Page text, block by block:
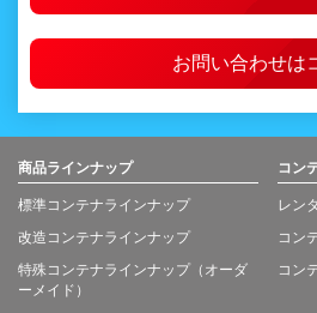
お問い合わせは
商品ラインナップ
標準コンテナラインナップ
改造コンテナラインナップ
特殊コンテナラインナップ（オーダ
ーメイド）
コン
レン
コン
コン